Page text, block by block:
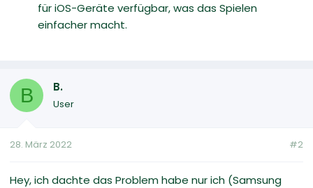
für iOS-Geräte verfügbar, was das Spielen
einfacher macht.
B B.
User
28. März 2022 #2
Hey, ich dachte das Problem habe nur ich (Samsung